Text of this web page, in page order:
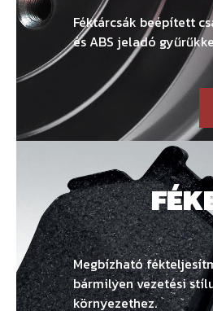
Féktárcsák beépített
és ABS jeladó
Megbízható
bármilyen vezetési
környezethez.